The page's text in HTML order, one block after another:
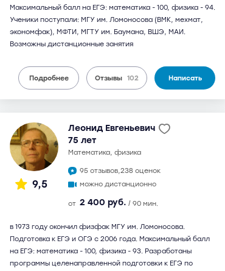
Максимальный балл на ЕГЭ: математика - 100, физика - 94.
Ученики поступали: МГУ им. Ломоносова (ВМК, мехмат,
экономфак), МФТИ, МГТУ им. Баумана, ВШЭ, МАИ.
Возможны дистанционные занятия
Подробнее Отзывы 102 Написать
9,5
Леонид Евгеньевич
75 лет
математика, физика
95 отзывов,238 оценок
можно дистанционно
от 2 400 руб. / 90 мин.
в 1973 году окончил физфак МГУ им. Ломоносова.
Подготовка к ЕГЭ и ОГЭ с 2006 года. Максимальный балл
на ЕГЭ: математика - 100, физика - 93. Разработаны
программы целенаправленной подготовки к ЕГЭ по